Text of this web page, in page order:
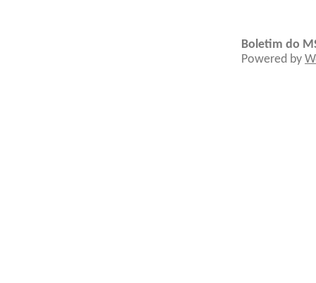
Boletim do
Powered by